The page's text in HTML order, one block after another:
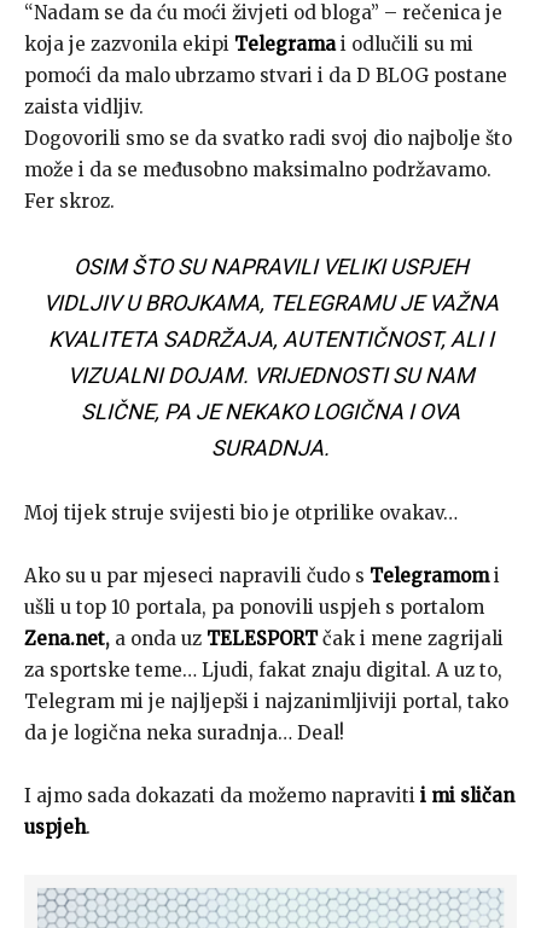
“Nadam se da ću moći živjeti od bloga” – rečenica je
koja je zazvonila ekipi Telegramai odlučili su mi
pomoći da malo ubrzamo stvari i da D BLOG postane
zaista vidljiv.
Dogovorili smo se da svatko radi svoj dio najbolje što
može i da se međusobno maksimalno podržavamo.
Fer skroz.
OSIM ŠTO SU NAPRAVILI VELIKI USPJEH
VIDLJIV U BROJKAMA, TELEGRAMU JE VAŽNA
KVALITETA SADRŽAJA, AUTENTIČNOST, ALI I
VIZUALNI DOJAM. VRIJEDNOSTI SU NAM
SLIČNE, PA JE NEKAKO LOGIČNA I OVA
SURADNJA.
Moj tijek struje svijesti bio je otprilike ovakav…
Ako su u par mjeseci napravili čudo s Telegramomi
ušli u top 10 portala, pa ponovili uspjeh s portalom
Zena.net, a onda uz TELESPORTčak i mene zagrijali
za sportske teme… Ljudi, fakat znaju digital. A uz to,
Telegram mi je najljepši i najzanimljiviji portal, tako
da je logična neka suradnja… Deal!
I ajmo sada dokazati da možemo napraviti i mi sličan
uspjeh.